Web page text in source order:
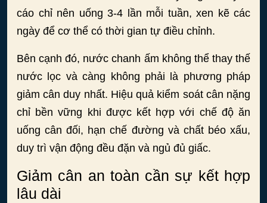
cáo chỉ nên uống 3-4 lần mỗi tuần, xen kẽ các
ngày để cơ thể có thời gian tự điều chỉnh.
Bên cạnh đó, nước chanh ấm không thể thay thế
nước lọc và càng không phải là phương pháp
giảm cân duy nhất. Hiệu quả kiểm soát cân nặng
chỉ bền vững khi được kết hợp với chế độ ăn
uống cân đối, hạn chế đường và chất béo xấu,
duy trì vận động đều đặn và ngủ đủ giấc.
Giảm cân an toàn cần sự kết hợp
lâu dài